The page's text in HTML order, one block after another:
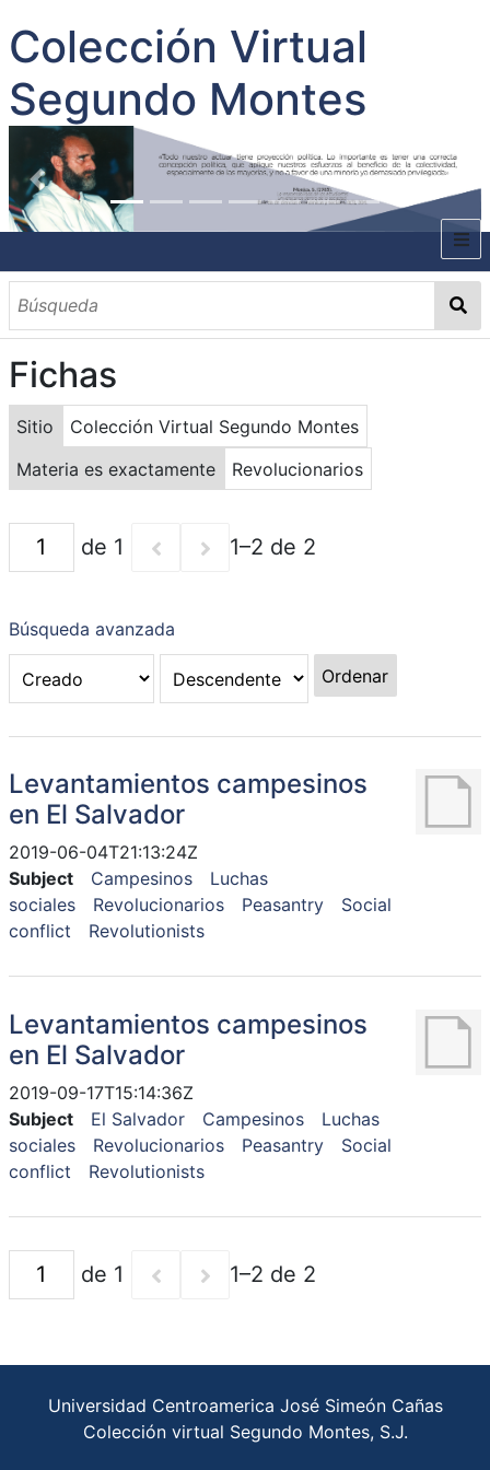
Colección Virtual
Segundo Montes
INICIO
SOBRE EL AUTOR
CONTENIDO
TODOS LOS DOCUMENTOS
CATEGORIAS
OBRAS SOBRE EL AUTOR P. SEGUNDO MONTES
MATERIAS
PALABRAS CLAVES
MULTIMEDIA
GALERÍA
Fichas
Sitio
Colección Virtual Segundo Montes
Materia es exactamente
Revolucionarios
de 1 1–2 de 2
Búsqueda avanzada
Ordenar
Levantamientos campesinos
en El Salvador
2019-06-04T21:13:24Z
Subject
Campesinos
Luchas
sociales
Revolucionarios Peasantry
Social
conflict
Revolutionists
Levantamientos campesinos
en El Salvador
2019-09-17T15:14:36Z
Subject
El Salvador Campesinos
Luchas
sociales
Revolucionarios Peasantry
Social
conflict
Revolutionists
de 1 1–2 de 2
Universidad Centroamerica José Simeón Cañas
Colección virtual Segundo Montes, S.J.